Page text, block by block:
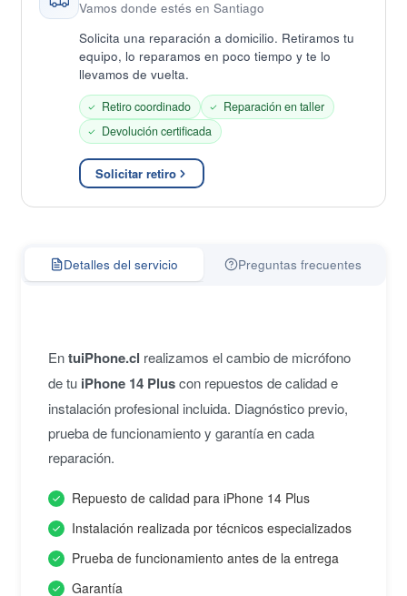
Vamos donde estés en Santiago
Solicita una reparación a domicilio. Retiramos tu
equipo, lo reparamos en poco tiempo y te lo
llevamos de vuelta.
Retiro coordinado
Reparación en taller
Devolución certificada
Solicitar retiro
Detalles del servicio Preguntas frecuentes
EntuiPhone.cl realizamos el cambio de micrófono
de tu iPhone 14 Pluscon repuestos de calidad e
instalación profesional incluida. Diagnóstico previo,
prueba de funcionamiento y garantía en cada
reparación.
Repuesto de calidad para iPhone 14 Plus
Instalación realizada por técnicos especializados
Prueba de funcionamiento antes de la entrega
Garantía